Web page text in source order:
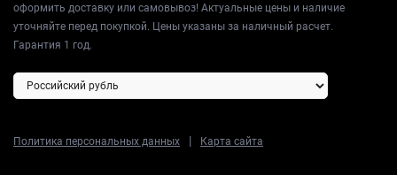
оформить доставку или самовывоз! Актуальные цены и наличие
уточняйте перед покупкой. Цены указаны за наличный расчет.
Гарантия 1 год.
Политика персональных данных | Карта сайта